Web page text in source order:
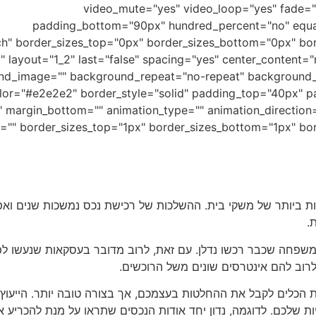
video_mute="yes" video_loop="yes"
padding_bottom="90px" hundred_percent="no"
type="1_2" layout="1_2" last="false" spacing="yes"
background_repeat="no-repeat"
border_style="solid" padding_top="40px"
animation_type=""
border_sizes_top="1px" border_sizes_bottom="1px"
ביותר של משקי בית. ההשלכות של רכישת נכס נמשכות שנים
משפחה שכבר רכשו נדלן. עם זאת, לרוב מדובר בעסקאות שנעשו
להם אינטרסים שונים משל הרוכשים.
הכלים לקבל את ההחלטות בעצמכם, אך בצורה טובה יותר.
שלכם. לדוגמה, נדון יחד אודות הנכסים שתראו על מנת